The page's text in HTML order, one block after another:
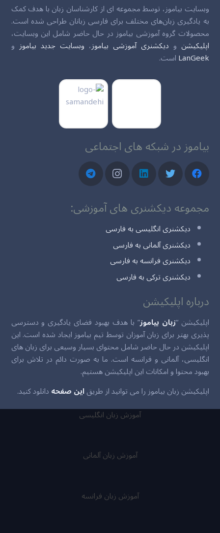
وبسایت بیاموز، توسط مجموعه ای از کارشناسان زبان با هدف کمک
به یادگیری زبان‌های مختلف برای فارسی زبانان طراحی شده است.
محصولات گروه آموزشی بیاموز در حال حاضر شامل این وبسایت،
اپلیکیشن و دیکشنری آموزشی بیاموز، وبسایت جدید بیاموز و
LanGeekاست.
بیاموز در شبکه های اجتماعی
مجموعه دیکشنری های آموزشی:
دیکشنری انگلیسی به فارسی
دیکشنری آلمانی به فارسی
دیکشنری فرانسه به فارسی
دیکشنری ترکی به فارسی
درباره اپلیکیشن
اپلیکیشن “زبان بیاموز” با هدف بهبود فضای یادگیری و دسترسی
پذیری بهتر برای زبان آموزان توسط تیم بیاموز ایجاد شده است. این
اپلیکیشن در حال حاضر شامل محتوای بسیار وسیعی برای زبان های
انگلیسی، آلمانی و فرانسه است. ما به صورت دائم در تلاش برای
بهبود محتوا و امکانات این اپلیکیشن هستیم.
اپلیکیشن زبان بیاموز را می توانید از طریقاین صفحهدانلود کنید.
آموزش زبان انگلیسی
آموزش زبان آلمانی
آموزش زبان فرانسه